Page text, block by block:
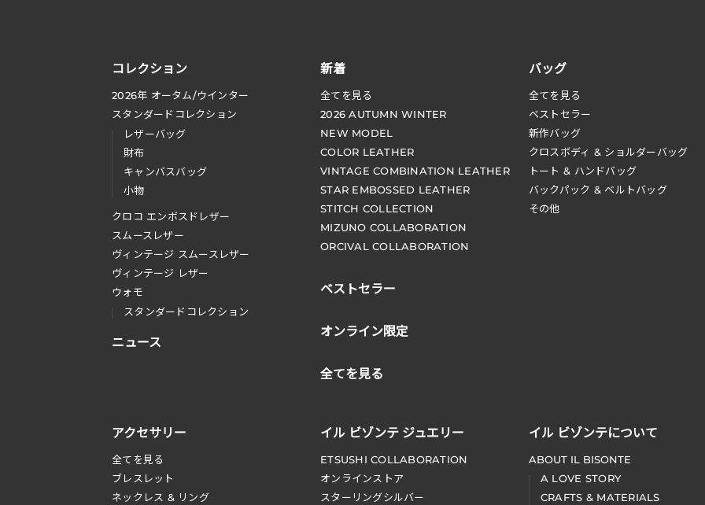
コレクション
2026年 オータム/ウインター
スタンダードコレクション
レザーバッグ
財布
キャンバスバッグ
小物
クロコ エンボスドレザー
スムースレザー
ヴィンテージ スムースレザー
ヴィンテージ レザー
ウォモ
スタンダードコレクション
ニュース
新着
全てを見る
2026 AUTUMN WINTER
NEW MODEL
COLOR LEATHER
VINTAGE COMBINATION LEATHER
STAR EMBOSSED LEATHER
STITCH COLLECTION
MIZUNO COLLABORATION
ORCIVAL COLLABORATION
ベストセラー
オンライン限定
全てを見る
バッグ
全てを見る
ベストセラー
新作バッグ
クロスボディ & ショルダーバッグ
トート & ハンドバッグ
バックパック & ベルトバッグ
その他
アクセサリー
全てを見る
ブレスレット
ネックレス & リング
イル ビゾンテ ジュエリー
ETSUSHI COLLABORATION
オンラインストア
スターリングシルバー
イル ビゾンテについて
ABOUT IL BISONTE
A LOVE STORY
CRAFTS & MATERIALS